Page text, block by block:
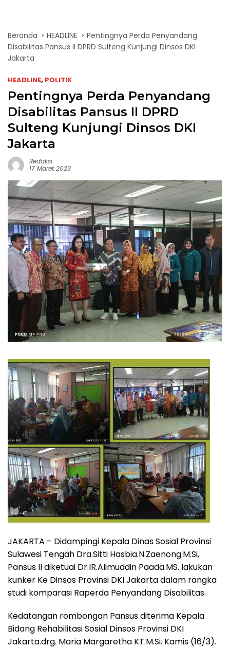
Beranda HEADLINE
Pentingnya Perda Penyandang
Disabilitas Pansus II DPRD Sulteng Kunjungi Dinsos DKI
Jakarta
HEADLINE, POLITIK
Pentingnya Perda Penyandang
Disabilitas Pansus II DPRD
Sulteng Kunjungi Dinsos DKI
Jakarta
Redaksi
17 Maret 2023
JAKARTA – Didampingi Kepala Dinas Sosial Provinsi
Sulawesi Tengah Dra.Sitti Hasbia.N.Zaenong.M.Si,
Pansus II diketuai Dr.IR.Alimuddin Paada.MS. lakukan
kunker Ke Dinsos Provinsi DKI Jakarta dalam rangka
studi komparasi Raperda Penyandang Disabilitas.
Kedatangan rombongan Pansus diterima Kepala
Bidang Rehabilitasi Sosial Dinsos Provinsi DKI
Jakarta.drg. Maria Margaretha KT.M.Si. Kamis (16/3).